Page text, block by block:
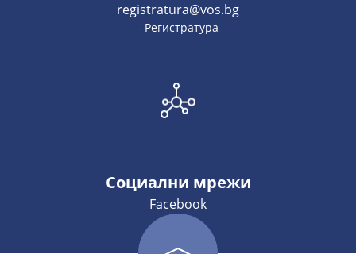
registratura@vos.bg
- Регистратура
Социални мрежи
Facebook